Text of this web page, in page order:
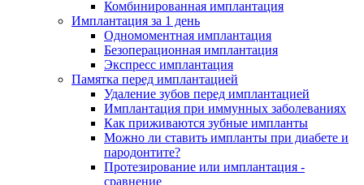
Комбинированная имплантация
Имплантация за 1 день
Одномоментная имплантация
Безоперационная имплантация
Экспресс имплантация
Памятка перед имплантацией
Удаление зубов перед имплантацией
Имплантация при иммунных заболеваниях
Как приживаются зубные импланты
Можно ли ставить импланты при диабете и
пародонтите?
Протезирование или имплантация -
сравнение